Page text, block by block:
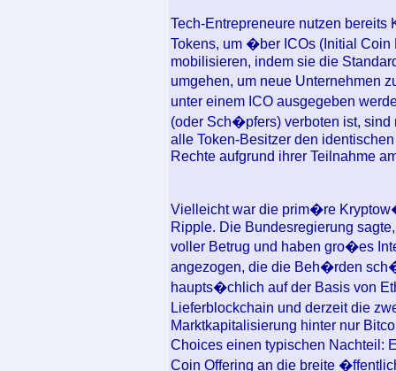
Tech-Entrepreneure nutzen
Tokens, um �ber ICOs (Initial
mobilisieren, indem sie die
umgehen, um neue Unternehmen
unter einem ICO ausgegeben
(oder Sch�pfers) verboten ist, sind
alle Token-Besitzer den
Rechte aufgrund ihrer Teilnahme
Vielleicht war die prim�re
Ripple. Die Bundesregierung
voller Betrug und haben gro�es
angezogen, die die Beh�rden
haupts�chlich auf der Basis von
Lieferblockchain und derzeit die
Marktkapitalisierung hinter nur
Choices einen typischen Nachteil:
Coin Offering an die breite